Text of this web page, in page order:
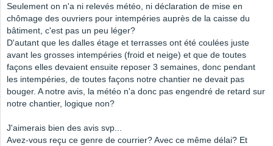
Seulement on n'a ni relevés météo, ni déclaration de mise en
chômage des ouvriers pour intempéries auprès de la caisse du
bâtiment, c'est pas un peu léger?
D'autant que les dalles étage et terrasses ont été coulées juste
avant les grosses intempéries (froid et neige) et que de toutes
façons elles devaient ensuite reposer 3 semaines, donc pendant
les intempéries, de toutes façons notre chantier ne devait pas
bouger. A notre avis, la météo n'a donc pas engendré de retard sur
notre chantier, logique non?
J'aimerais bien des avis svp...
Avez-vous reçu ce genre de courrier? Avec ce même délai? Et